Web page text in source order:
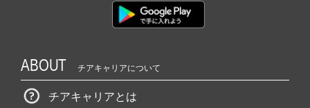
ABOUT チアキャリアについて
チアキャリアとは